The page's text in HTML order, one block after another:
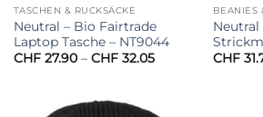
TASCHEN & RUCKSÄCKE
Neutral – Bio Fairtrade
Laptop Tasche – NT9044
CHF27.90 – CHF32.05Preisspanne:
BEANIES
Neutral
CHF